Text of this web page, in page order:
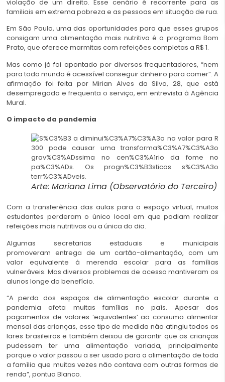
violação de um direito. Esse cenário é recorrente para as
familiais em extrema pobreza e as pessoas em situação de rua.
Em São Paulo, uma das oportunidades para que esses grupos
consigam uma alimentação mais nutritiva é o programa Bom
Prato, que oferece marmitas com refeições completas a R$ 1.
Mas como já foi apontado por diversos frequentadores, “nem
para todo mundo é acessível conseguir dinheiro para comer”. A
afirmação foi feita por Mirian Alves da Silva, 28, que está
desempregada e frequenta o serviço, em entrevista à Agência
Mural.
O impacto da pandemia
Arte: Mariana Lima (Observatório do Terceiro)
Com a transferência das aulas para o espaço virtual, muitos
estudantes perderam o único local em que podiam realizar
refeições mais nutritivas ou a única do dia.
Algumas secretarias estaduais e municipais
promoveram entrega de um cartão-alimentação, com um
valor equivalente à merenda escolar para as famílias
vulneráveis. Mas diversos problemas de acesso mantiveram os
alunos longe do benefício.
“A perda dos espaços de alimentação escolar durante a
pandemia afeta muitas famílias no país. Apesar dos
pagamentos de valores ‘equivalentes’ ao consumo alimentar
mensal das crianças, esse tipo de medida não atingiu todos os
lares brasileiros e também deixou de garantir que as crianças
pudessem ter uma alimentação variada, principalmente
porque o valor passou a ser usado para a alimentação de toda
a família que muitas vezes não contava com outras formas de
renda”, pontua Blanco.